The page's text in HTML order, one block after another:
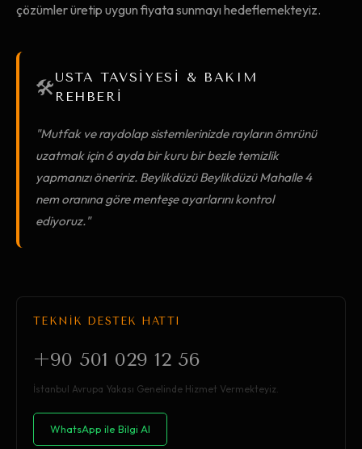
çözümler üretip uygun fiyata sunmayı hedeflemekteyiz.
🛠️USTA TAVSİYESİ & BAKIM
REHBERİ
"Mutfak ve raydolap sistemlerinizde rayların ömrünü
uzatmak için 6 ayda bir kuru bir bezle temizlik
yapmanızı öneririz. Beylikdüzü Beylikdüzü Mahalle 4
nem oranına göre menteşe ayarlarını kontrol
ediyoruz."
TEKNİK DESTEK HATTI
+90 501 029 12 56
İstanbul Avrupa Yakası Genelinde Hizmet Vermekteyiz.
WhatsApp ile Bilgi Al